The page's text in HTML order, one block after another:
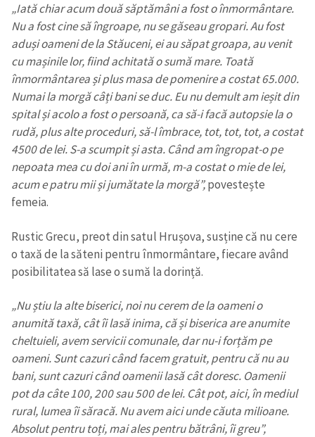
„Iată chiar acum două săptămâni a fost o înmormântare.
Nu a fost cine să îngroape, nu se găseau gropari. Au fost
aduși oameni de la Stăuceni, ei au săpat groapa, au venit
cu mașinile lor, fiind achitată o sumă mare. Toată
înmormântarea și plus masa de pomenire a costat 65.000.
Numai la morgă câți bani se duc. Eu nu demult am ieșit din
spital și acolo a fost o persoană, ca să-i facă autopsie la o
rudă, plus alte proceduri, să-l îmbrace, tot, tot, tot, a costat
4500 de lei. S-a scumpit și asta. Când am îngropat-o pe
nepoata mea cu doi ani în urmă, m-a costat o mie de lei,
acum e patru mii și jumătate la morgă”,povestește
femeia.
Rustic Grecu, preot din satul Hrușova, susține că nu cere
o taxă de la săteni pentru înmormântare, fiecare având
posibilitatea să lase o sumă la dorință.
„Nu știu la alte biserici, noi nu cerem de la oameni o
anumită taxă, cât îi lasă inima, că și biserica are anumite
cheltuieli, avem servicii comunale, dar nu-i forțăm pe
oameni. Sunt cazuri când facem gratuit, pentru că nu au
bani, sunt cazuri când oamenii lasă cât doresc. Oamenii
pot da câte 100, 200 sau 500 de lei. Cât pot, aici, în mediul
rural, lumea îi săracă. Nu avem aici unde căuta milioane.
Absolut pentru toți, mai ales pentru bătrâni, îi greu”,